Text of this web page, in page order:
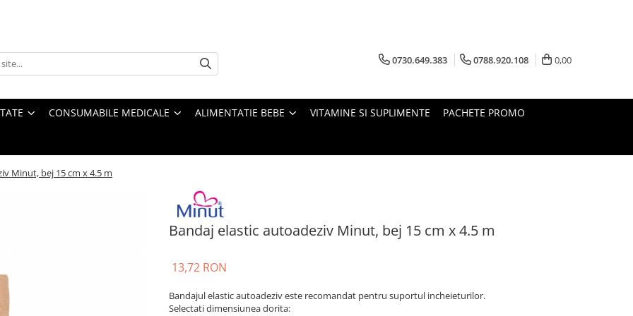
0730.649.383 0788.920.108 0,00
CONSUMABILE MEDICALE ALIMENTATIE BEBE VITAMINE SI SUPLIMENTE PACHETE PROMO
Minut, bej 15 cm x 4.5 m
Bandaj elastic autoadeziv Minut, bej 15 cm x 4.5 m
13,72 RON
Bandajul elastic autoadeziv este recomandat pentru suportul incheieturilor.
Selectati dimensiunea dorita: